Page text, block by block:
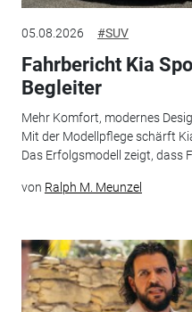
05.08.2026 #SUV
Fahrbericht Kia
Begleiter
Mehr Komfort, modernes
Mit der Modellpflege schärft
Das Erfolgsmodell zeigt, dass
von Ralph M. Meunzel